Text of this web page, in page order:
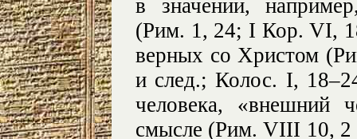
в значении,
(Рим. 1, 24; I Кор. VI,
верных со Христом
и след.; Колос. I,
человека, «внешний
смысле (Рим. VIII 10,